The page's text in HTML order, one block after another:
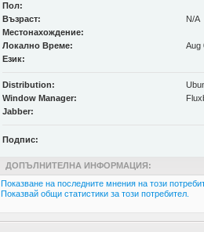
Пол:
Възраст:
N/A
Местонахождение:
Локално Време:
Aug
Език:
Distribution:
Window Manager:
Jabber:
Подпис:
ДОПЪЛНИТЕЛНА ИНФОРМАЦИЯ:
Показване на последните мнения на този
Показвай общи статистики за този потребител.